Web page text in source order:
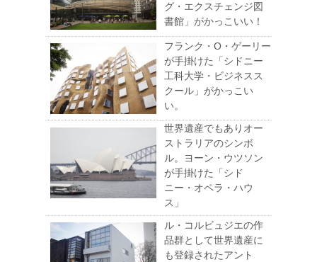
グ・エクスチェンジ図
書館」がかっこいい！
フランク・O・ゲーリー
が手掛けた「シドニー
工科大学・ビジネスス
クール」がかっこい
い。
世界遺産でもありオー
ストラリアのシンボ
ル。ヨーン・ウツソン
が手掛けた「シド
ニー・オペラ・ハウ
ス」
ル・コルビュジエの作
品群として世界遺産に
も登録されたアント